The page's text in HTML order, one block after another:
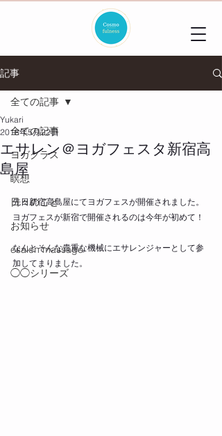
記事
全ての記事
ヨガクラス
瞑想
日々のこと
お知らせ
esalen massage
◯◯シリーズ
全ての記事
エサレン＠ヨガフェスタ新宿高
島屋
Yukari
2018年5月22日
先日新宿高島屋にてヨガフェスが開催されました。
ヨガフェスが新宿で開催されるのは今年が初めて！
なんとそんな貴重な機械にエサレンジャーとして参
加してまりました。